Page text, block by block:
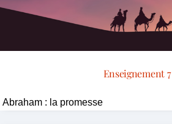
Enseignement 7
Abraham : la promesse